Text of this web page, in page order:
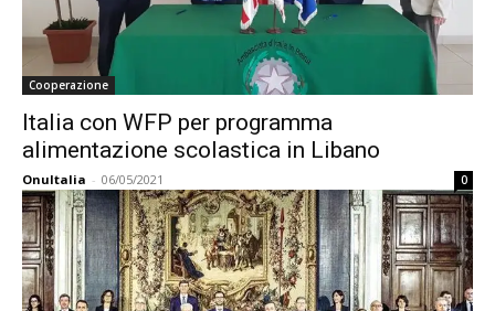
Cooperazione
Italia con WFP per programma
alimentazione scolastica in Libano
OnuItalia - 06/05/2021 0